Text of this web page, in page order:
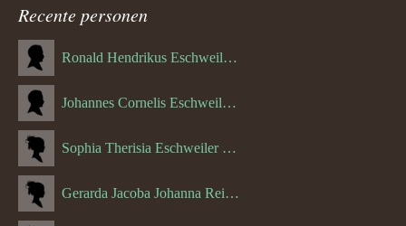
Recente personen
Ronald Hendrikus Eschweiler (04-12-1957)
Johannes Cornelis Eschweiler (06-10-1927)
Sophia Therisia Eschweiler (05-07-1923)
Gerarda Jacoba Johanna Reijnen (27-10-1908)